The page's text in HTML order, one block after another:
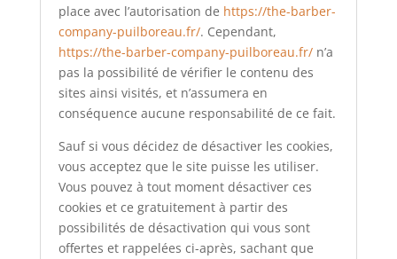
place avec l’autorisation de https://the-barber-
company-puilboreau.fr/. Cependant,
https://the-barber-company-puilboreau.fr/n’a
pas la possibilité de vérifier le contenu des
sites ainsi visités, et n’assumera en
conséquence aucune responsabilité de ce fait.
Sauf si vous décidez de désactiver les cookies,
vous acceptez que le site puisse les utiliser.
Vous pouvez à tout moment désactiver ces
cookies et ce gratuitement à partir des
possibilités de désactivation qui vous sont
offertes et rappelées ci-après, sachant que